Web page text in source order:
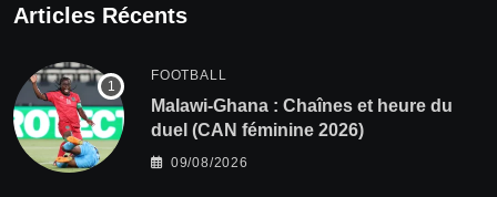
Articles Récents
FOOTBALL
Malawi-Ghana : Chaînes et heure du
duel (CAN féminine 2026)
09/08/2026